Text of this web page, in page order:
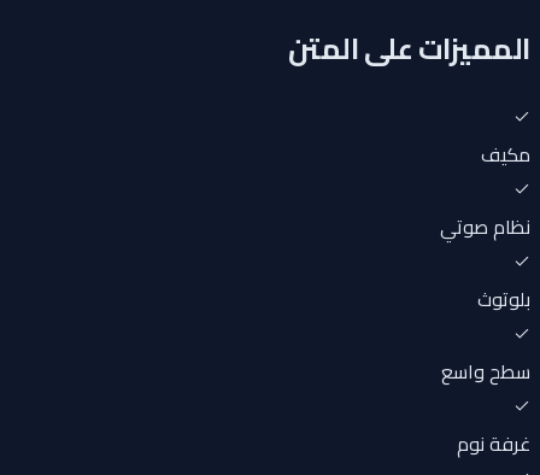
المميزات على المتن
مكيف
نظام صوتي
بلوتوث
سطح واسع
غرفة نوم